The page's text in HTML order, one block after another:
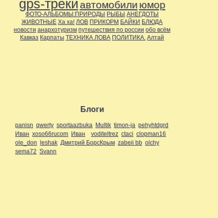
gps-треки автомобили юмор
ФОТО-АЛЬБОМЫ:ПРИРОДЫ РЫБЫ АНЕГДОТЫ
ЖИВОТНЫЕ Ха ха! ЛОВ ПРИКОРМ БАЙКИ БЛЮДА
новости анархотуризм путешествия по россии обо всём
Кавказ Карпаты ТЕХНИКА ЛОВА ПОЛИТИКА. Алтай
Блоги
panisn qwerty sportaazbuka Multik timon-ja pehyhtdgrd
Иван xoso66rucom Иван voditeltrez ctaci clopman16
ole_don leshak Дмитрий БорсКрым zabeii bb olchy
sema72 Svann